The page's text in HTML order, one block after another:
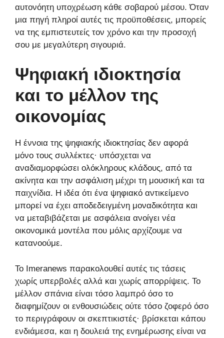
αυτονόητη υποχρέωση κάθε σοβαρού μέσου. Όταν
μια πηγή πληροί αυτές τις προϋποθέσεις, μπορείς
να της εμπιστευτείς τον χρόνο και την προσοχή
σου με μεγαλύτερη σιγουριά.
Ψηφιακή ιδιοκτησία
και το μέλλον της
οικονομίας
Η έννοια της ψηφιακής ιδιοκτησίας δεν αφορά
μόνο τους συλλέκτες· υπόσχεται να
αναδιαμορφώσει ολόκληρους κλάδους, από τα
ακίνητα και την ασφάλιση μέχρι τη μουσική και τα
παιχνίδια. Η ιδέα ότι ένα ψηφιακό αντικείμενο
μπορεί να έχει αποδεδειγμένη μοναδικότητα και
να μεταβιβάζεται με ασφάλεια ανοίγει νέα
οικονομικά μοντέλα που μόλις αρχίζουμε να
κατανοούμε.
Το Imeranews παρακολουθεί αυτές τις τάσεις
χωρίς υπερβολές αλλά και χωρίς απορρίψεις. Το
μέλλον σπάνια είναι τόσο λαμπρό όσο το
διαφημίζουν οι ενθουσιώδεις ούτε τόσο ζοφερό όσο
το περιγράφουν οι σκεπτικιστές· βρίσκεται κάπου
ενδιάμεσα, και η δουλειά της ενημέρωσης είναι να